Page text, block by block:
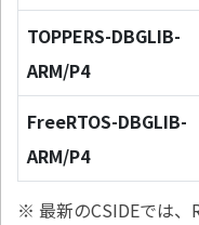
TOPPERS-DBGLIB-
ARM/P4
FreeRTOS-DBGLIB-
ARM/P4
※ 最新のCSIDEでは